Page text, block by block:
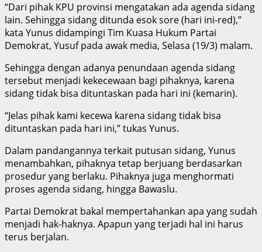
“Dari pihak KPU provinsi mengatakan ada agenda sidang
lain. Sehingga sidang ditunda esok sore (hari ini-red),”
kata Yunus didampingi Tim Kuasa Hukum Partai
Demokrat, Yusuf pada awak media, Selasa (19/3) malam.
Sehingga dengan adanya penundaan agenda sidang
tersebut menjadi kekecewaan bagi pihaknya, karena
sidang tidak bisa dituntaskan pada hari ini (kemarin).
“Jelas pihak kami kecewa karena sidang tidak bisa
dituntaskan pada hari ini,” tukas Yunus.
Dalam pandangannya terkait putusan sidang, Yunus
menambahkan, pihaknya tetap berjuang berdasarkan
prosedur yang berlaku. Pihaknya juga menghormati
proses agenda sidang, hingga Bawaslu.
Partai Demokrat bakal mempertahankan apa yang sudah
menjadi hak-haknya. Apapun yang terjadi hal ini harus
terus berjalan.